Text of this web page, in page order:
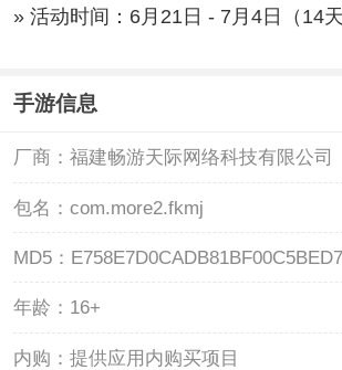
» 活动时间：6月21日 - 7月4日（14天
手游信息
厂商： 福建畅游天际网络科技有限公司
包名： com.more2.fkmj
MD5：
年龄： 16+
内购： 提供应用内购买项目